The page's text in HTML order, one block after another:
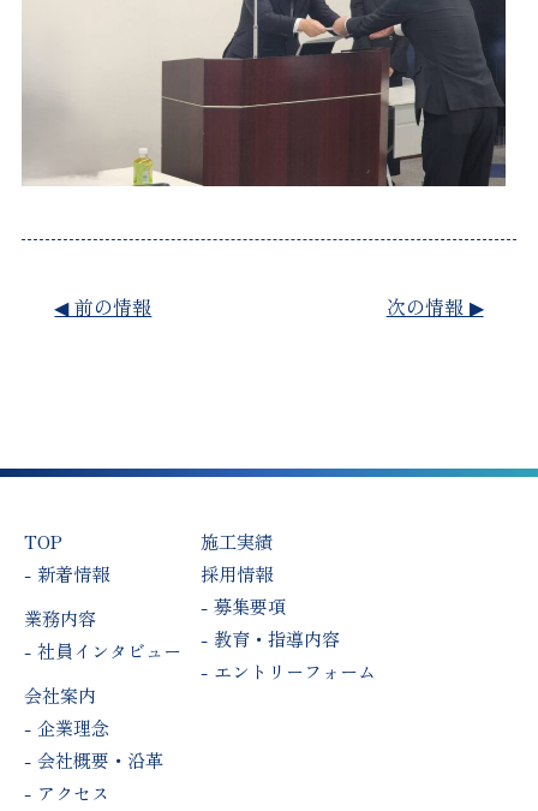
◀︎ 前の情報 次の情報 ▶︎
TOP
新着情報
業務内容
社員インタビュー
会社案内
企業理念
会社概要・沿革
アクセス
施工実績
採用情報
募集要項
教育・指導内容
エントリーフォーム